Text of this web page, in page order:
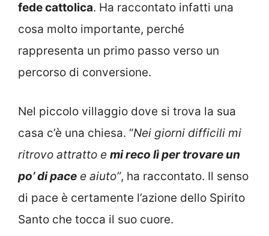
fede cattolica. Ha raccontato infatti una
cosa molto importante, perché
rappresenta un primo passo verso un
percorso di conversione.
Nel piccolo villaggio dove si trova la sua
casa c’è una chiesa. “Nei giorni difficili mi
ritrovo attratto e mi reco lì per trovare un
po’ di pace e aiuto”, ha raccontato. Il senso
di pace è certamente l’azione dello Spirito
Santo che tocca il suo cuore.